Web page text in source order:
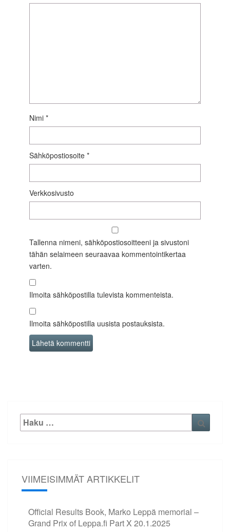
Nimi *
Sähköpostiosoite *
Verkkosivusto
Tallenna nimeni, sähköpostiosoitteeni ja sivustoni
tähän selaimeen seuraavaa kommentointikertaa
varten.
Ilmoita sähköpostilla tulevista kommenteista.
Ilmoita sähköpostilla uusista postauksista.
Etsi:
VIIMEISIMMÄT ARTIKKELIT
Official Results Book, Marko Leppä memorial –
Grand Prix of Leppa.fi Part X 20.1.2025